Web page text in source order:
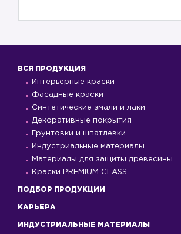
ВСЯ ПРОДУКЦИЯ
Интерьерные краски
Фасадные краски
Синтетические эмали и лаки
Декоративные покрытия
Грунтовки и шпатлевки
Индустриальные материалы
Материалы для защиты древесины
Краски PREMIUM CLASS
ПОДБОР ПРОДУКЦИИ
КАРЬЕРА
ИНДУСТРИАЛЬНЫЕ МАТЕРИАЛЫ